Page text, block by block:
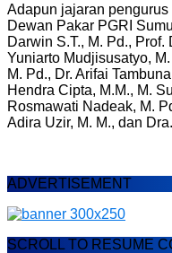
Adapun jajaran
Dewan Pakar PGRI
Darwin S.T., M. Pd., Prof.
Yuniarto Mudjisusatyo,
M. Pd., Dr. Arifai
Hendra Cipta, M.M., M.
Rosmawati Nadeak, M.
Adira Uzir, M. M., dan
ADVERTISEMENT
SCROLL TO RESUME